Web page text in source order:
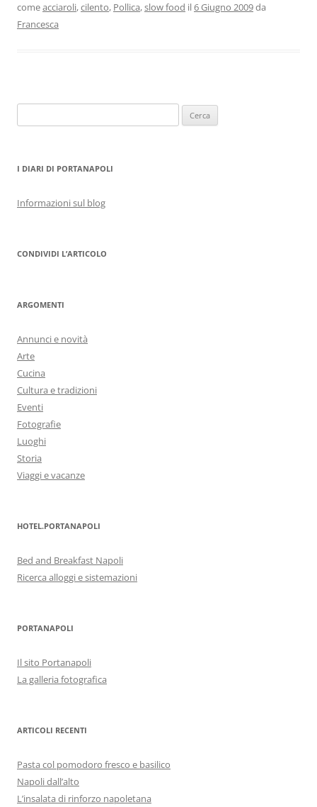
comeacciaroli,cilento, Pollica,slow food il6 Giugno 2009da
Francesca
per:
I DIARI DI PORTANAPOLI
Informazioni sul blog
CONDIVIDI L’ARTICOLO
ARGOMENTI
Annunci e novità
Arte
Cucina
Cultura e tradizioni
Eventi
Fotografie
Luoghi
Storia
Viaggi e vacanze
HOTEL.PORTANAPOLI
Bed and Breakfast Napoli
Ricerca alloggi e sistemazioni
PORTANAPOLI
Il sito Portanapoli
La galleria fotografica
ARTICOLI RECENTI
Pasta col pomodoro fresco e basilico
Napoli dall’alto
L’insalata di rinforzo napoletana